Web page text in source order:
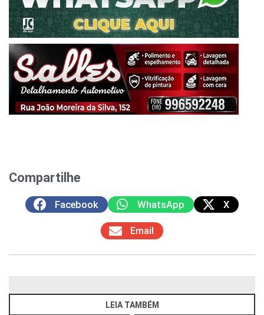
Compartilhe
Facebook WhatsApp X
Email
LEIA TAMBÉM